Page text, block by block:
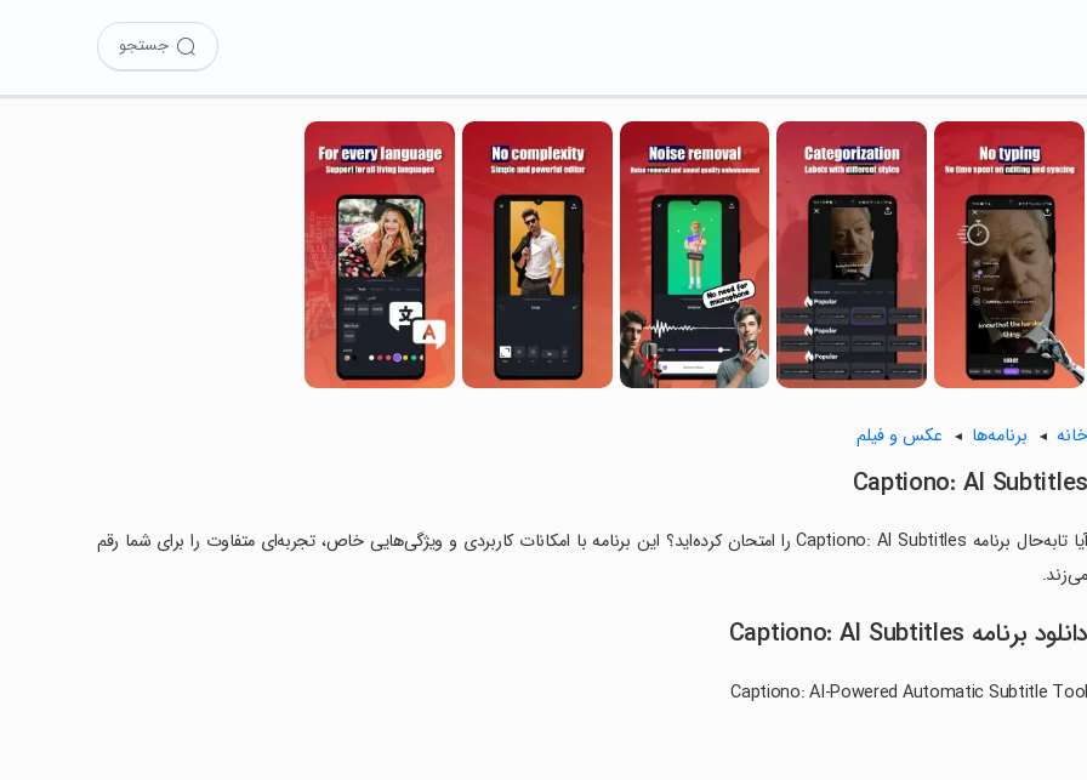
جستجو
خانه برنامه‌ها عکس و فیلم
Captiono: AI Subtitles
آیا تابه‌حال برنامه Captiono: AI Subtitles را امتحان کرده‌اید؟ این برنامه با امکانات کاربردی و ویژگی‌هایی خاص، تجربه‌ای متفاوت را برای شما رقم
می‌زند.
دانلود برنامه Captiono: AI Subtitles
Captiono: AI-Powered Automatic Subtitle Tool